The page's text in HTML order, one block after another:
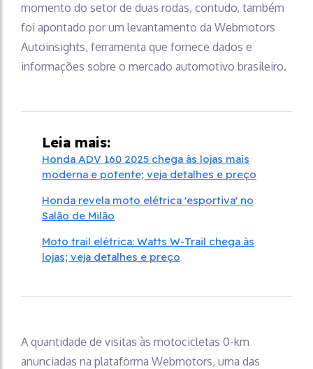
momento do setor de duas rodas, contudo, também
foi apontado por um levantamento da Webmotors
Autoinsights, ferramenta que fornece dados e
informações sobre o mercado automotivo brasileiro.
Leia mais:
Honda ADV 160 2025 chega às lojas mais
moderna e potente; veja detalhes e preço
Honda revela moto elétrica 'esportiva' no
Salão de Milão
Moto trail elétrica: Watts W-Trail chega às
lojas; veja detalhes e preço
A quantidade de visitas às motocicletas 0-km
anunciadas na plataforma Webmotors, uma das